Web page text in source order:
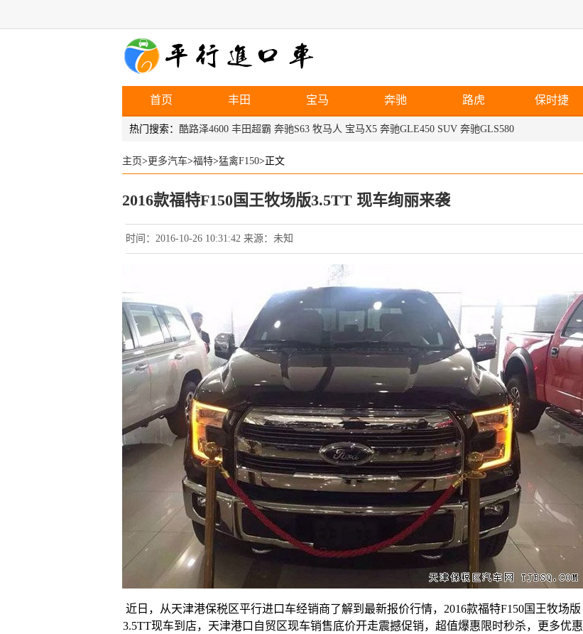
首页 丰田 宝马 奔驰 路虎 保时捷
福特
热门搜索： 酷路泽4600 丰田超霸 奔驰S63 牧马人 宝马X5 奔驰GLE450 SUV 奔驰GLS580
主页>更多汽车>福特>猛禽F150>正文
2016款福特F150国王牧场版3.5TT 现车绚丽来袭
时间：2016-10-26 10:31:42 来源：未知
近日，从天津港保税区平行进口车经销商了解到最新报价行情，2016款福特F150国王牧场版
3.5TT现车到店，天津港口自贸区现车销售底价开走震撼促销，超值爆惠限时秒杀，更多优惠